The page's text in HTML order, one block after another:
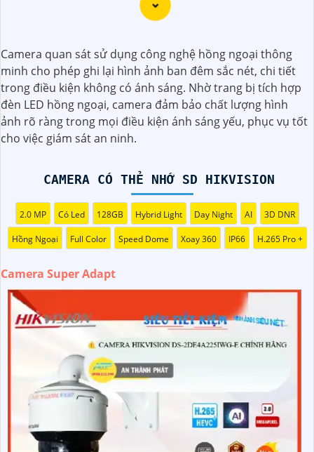
Camera Super Adapt là lựa chọn tốt cho việc giám sát bảo
vệ an ninh tại nơi có môi trường ánh sáng thay đổi thất
độ ánh sáng bên ngoài camera đem lại chất lượng hình
ảnh sắc nét cho bạn trải nghiệm tuyệt vời nhất
'
Camera quan sát sử dụng công nghệ hồng ngoại thông
minh cho phép ghi lại hình ảnh ban đêm sắc nét, chi tiết
trong điều kiện không có ánh sáng. Nhờ trang bị tích hợp
đèn LED hồng ngoại, camera đảm bảo chất lượng hình
ảnh rõ ràng trong mọi điều kiện ánh sáng yếu, phục vụ tốt
cho việc giám sát an ninh.
CAMERA CÓ THẺ NHỚ SD HIKVISION
2.0 MP Có Led 128GB Hybrid Light Day Night AI 3D DNR
Hồng Ngoại Full Color Speed Dome Xoay 360 IP66 H.265 Pro +
Camera Super Adapt